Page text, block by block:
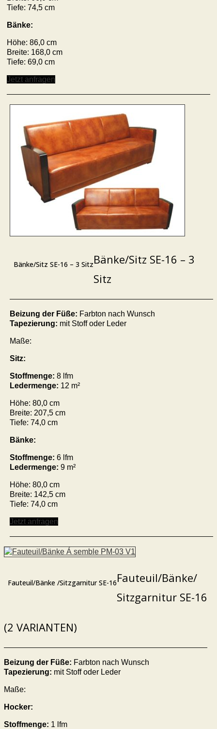
Tiefe: 74,5 cm
Bänke:
Höhe: 86,0 cm
Breite: 168,0 cm
Tiefe: 69,0 cm
Jetzt anfragen
Bänke/Sitz SE-16 – 3 SitzBänke/Sitz SE-16 – 3
Sitz
Beizung der Füße: Farbton nach Wunsch
Tapezierung: mit Stoff oder Leder
Maße:
Sitz:
Stoffmenge: 8 lfm
Ledermenge: 12 m²
Höhe: 80,0 cm
Breite: 207,5 cm
Tiefe: 74,0 cm
Bänke:
Stoffmenge: 6 lfm
Ledermenge: 9 m²
Höhe: 80,0 cm
Breite: 142,5 cm
Tiefe: 74,0 cm
Jetzt anfragen
Fauteuil/Bänke /Sitzgarnitur SE-16Fauteuil/Bänke/
Sitzgarnitur SE-16
(2 VARIANTEN)
Beizung der Füße: Farbton nach Wunsch
Tapezierung: mit Stoff oder Leder
Maße:
Hocker:
Stoffmenge: 1 lfm